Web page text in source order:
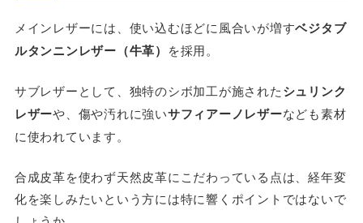
メインレザーには、使い込むほどに風合いが増すベジタブ
ルタンニンレザー（牛革） を採用。
サブレザーとして、独特のシボ加工が施されたシュリンク
レザーや、傷や汚れに強いサフィアーノレザーなども素材
に使われています。
合成皮革を使わず天然皮革にこだわっている点は、経年変
化を楽しみたいという方には特に響くポイントではないで